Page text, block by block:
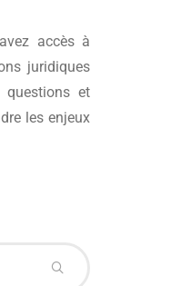
accès à
juridiques
questions et
les enjeux